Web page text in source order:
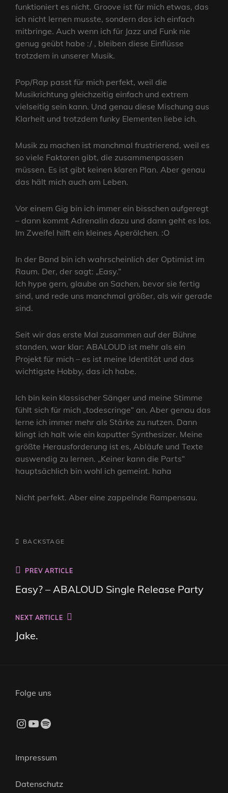
funktioniert es nicht. Groove ist für mich etwas, das
ich nicht lernen musste, sondern das ich einfach
mitbringe. Auch wenn ich für Jazz und Funk nie
genug geübt habe :/ , bleiben diese Einflüsse
trotzdem in unserer Musik.
Pop/Rap passt für mich perfekt, weil die
Musikrichtung gleichzeitig einfach und extrem
vielseitig sein kann. Und genau diese Mischung aus
Klarheit und trotzdem funky Elementen liebe ich.
Musik zu machen ist manchmal frustrierend, weil es
so viele Faktoren gibt, die zusammenpassen
müssen. Es ist gibt keinen klaren Plan. Aber genau
das hält mich auch am Leben.
Vor einem Gig bin ich immer ein bisschen aufgeregt
– dann kommt Adrenalin dazu und dann geht es los.
Im Zweifel hilft ein kleines Aperölchen. :O
In der Band bin ich wahrscheinlich der Optimist im
Raum. Der, der sagt: „Easy.“
Ich hype gern, glaube an Sachen, bevor sie fertig
sind, und rede uns manchmal größer, als wir gerade
sind.
Seit wir das erste Mal zusammen auf der Bühne
standen, war klar: ABALOUD ist mehr als ein
Projekt für mich – es ist meine Identität und das
wichtigste Hobby, das ich habe.
Ich bin kein klassischer Sänger und meine Stimme
fühlt sich für mich „todescringe“ an. Aber genau das
lerne ich immer mehr als Stärke zu nutzen. Dann
klingt ich halt wie ein kaputter Synthesizer. Meine
größte Herausforderung ist es, Abläufe und Texte
auswendig zu lernen. „Keiner kann die Parts“
hauptsächlich bin wohl ich gemeint. haha
Nicht perfekt. Aber eine zappelnde Rampensau.
CATEGORIES
BACKSTAGE
Beitragsnavigation
Previous
Post
PREV ARTICLE
Easy? – ABALOUD Single Release Party
Next
Post
NEXT ARTICLE
Jake.
Folge uns
Instagram YouTube Spotify
Impressum
Datenschutz